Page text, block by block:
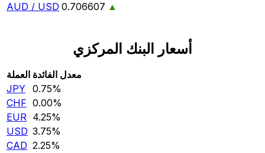
AUD / USD 0.706607 ▲
أسعار البنك المركزي
العملة معدل الفائدة
JPY 0.75‎%‎
CHF 0.00‎%‎
EUR 4.25‎%‎
USD 3.75‎%‎
CAD 2.25‎%‎